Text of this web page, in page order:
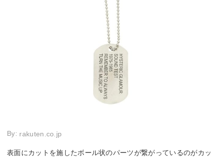
By: rakuten.co.jp
表面にカットを施したボール状のパーツが繋がっているのがカッ